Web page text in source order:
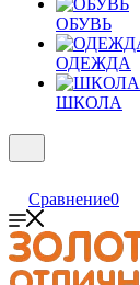
ОБУВЬ
ОДЕЖДА
ШКОЛА
Сравнение0